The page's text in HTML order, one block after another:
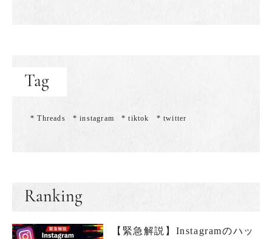
Tag
* Threads * instagram * tiktok * twitter
Ranking
【緊急解説】Instagramのハッ